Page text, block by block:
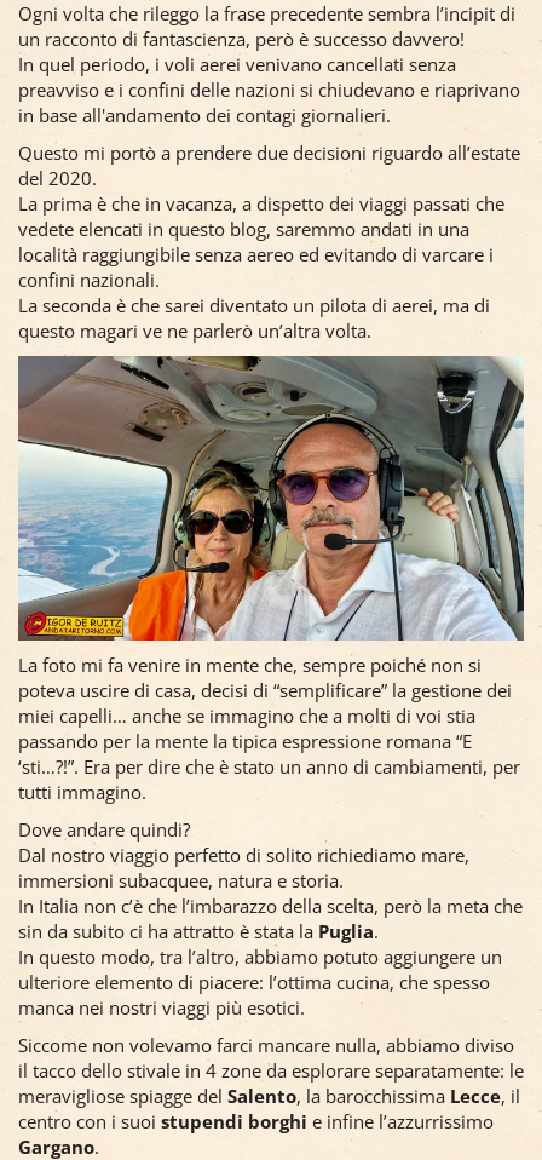
Ogni volta che rileggo la frase precedente sembra l’incipit di
un racconto di fantascienza, però è successo davvero!
In quel periodo, i voli aerei venivano cancellati senza
preavviso e i confini delle nazioni si chiudevano e riaprivano
in base all'andamento dei contagi giornalieri.
Questo mi portò a prendere due decisioni riguardo all’estate
del 2020.
La prima è che in vacanza, a dispetto dei viaggi passati che
vedete elencati in questo blog, saremmo andati in una
località raggiungibile senza aereo ed evitando di varcare i
confini nazionali.
La seconda è che sarei diventato un pilota di aerei, ma di
questo magari ve ne parlerò un’altra volta.
La foto mi fa venire in mente che, sempre poiché non si
poteva uscire di casa, decisi di “semplificare” la gestione dei
miei capelli… anche se immagino che a molti di voi stia
passando per la mente la tipica espressione romana “E
‘sti…?!”. Era per dire che è stato un anno di cambiamenti, per
tutti immagino.
Dove andare quindi?
Dal nostro viaggio perfetto di solito richiediamo mare,
immersioni subacquee, natura e storia.
In Italia non c’è che l’imbarazzo della scelta, però la meta che
sin da subito ci ha attratto è stata la Puglia.
In questo modo, tra l’altro, abbiamo potuto aggiungere un
ulteriore elemento di piacere: l’ottima cucina, che spesso
manca nei nostri viaggi più esotici.
Siccome non volevamo farci mancare nulla, abbiamo diviso
il tacco dello stivale in 4 zone da esplorare separatamente: le
meravigliose spiagge del Salento, la barocchissima Lecce, il
centro con i suoi stupendi borghi e infine l’azzurrissimo
Gargano.